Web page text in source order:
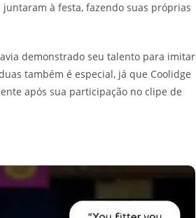
juntaram à festa, fazendo suas próprias
demonstrado seu talento para imitar
também é especial, já que Coolidge
após sua participação no clipe de